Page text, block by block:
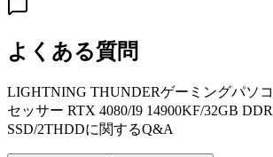
よくある質問
LIGHTNING THUNDERゲーミングパソ
セッサー RTX 4080/I9 14900KF/32GB
SSD/2THDDに関するQ&A